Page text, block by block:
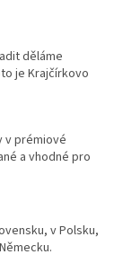
děláme
je Krajčírkovo
v prémiové
a vhodné pro
v Polsku,